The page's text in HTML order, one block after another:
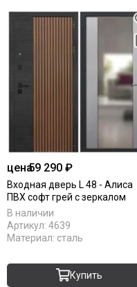
цена59 290 ₽
Входная дверь L 48 - Алиса
ПВХ софт грей с зеркалом
В наличии
Артикул: 4639
Материал: сталь
Купить